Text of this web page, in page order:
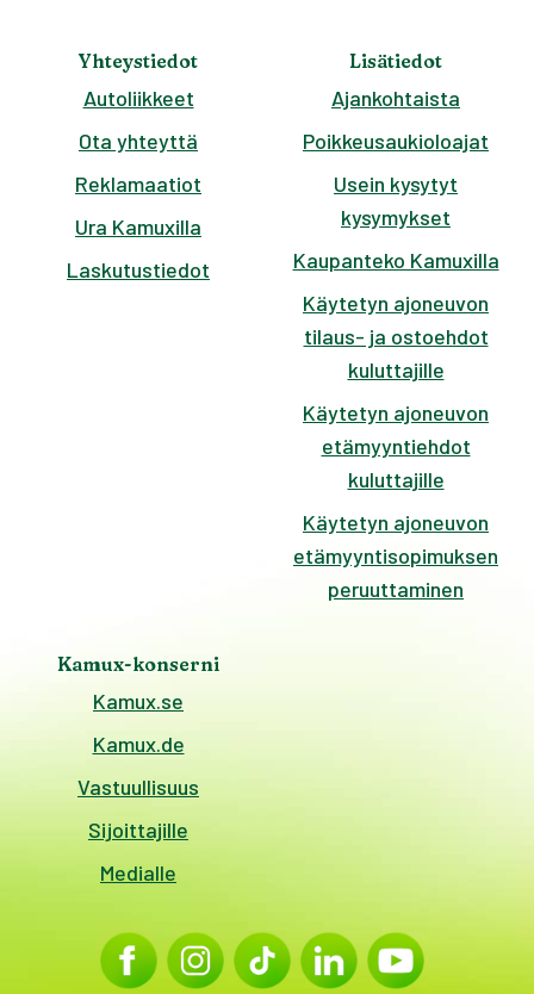
Yhteystiedot
Autoliikkeet
Ota yhteyttä
Reklamaatiot
Ura Kamuxilla
Laskutustiedot
Lisätiedot
Ajankohtaista
Poikkeusaukioloajat
Usein kysytyt
kysymykset
Kaupanteko Kamuxilla
Käytetyn ajoneuvon
tilaus- ja ostoehdot
kuluttajille
Käytetyn ajoneuvon
etämyyntiehdot
kuluttajille
Käytetyn ajoneuvon
etämyyntisopimuksen
peruuttaminen
Kamux-konserni
Kamux.se
Kamux.de
Vastuullisuus
Sijoittajille
Medialle